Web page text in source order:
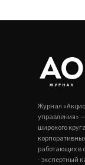
Журнал
управления»
широкого
работающих в
- экспертный